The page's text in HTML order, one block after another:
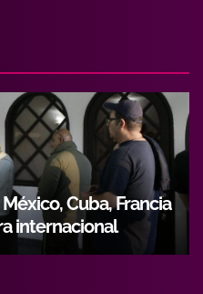
NOTICIAS
Hidalgo fortalece
con alianza entre